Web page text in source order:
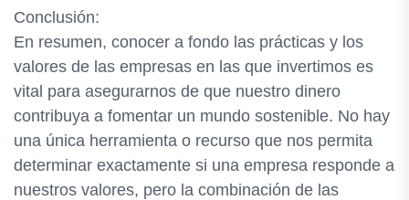
Conclusión:
En resumen, conocer a fondo las prácticas y los
valores de las empresas en las que invertimos es
vital para asegurarnos de que nuestro dinero
contribuya a fomentar un mundo sostenible. No hay
una única herramienta o recurso que nos permita
determinar exactamente si una empresa responde a
nuestros valores, pero la combinación de las